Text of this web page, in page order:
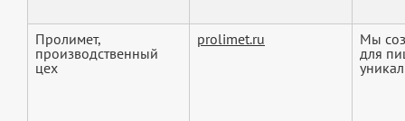
Пролимет,
производственный
цех
prolimet.ru
Мы
для